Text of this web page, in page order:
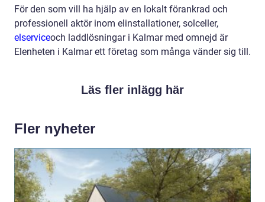
För den som vill ha hjälp av en lokalt förankrad och
professionell aktör inom elinstallationer, solceller,
elserviceoch laddlösningar i Kalmar med omnejd är
Elenheten i Kalmar ett företag som många vänder sig till.
Läs fler inlägg här
Fler nyheter